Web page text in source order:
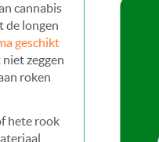
cannabis
de longen
geschikt
niet zeggen
roken
hete rook